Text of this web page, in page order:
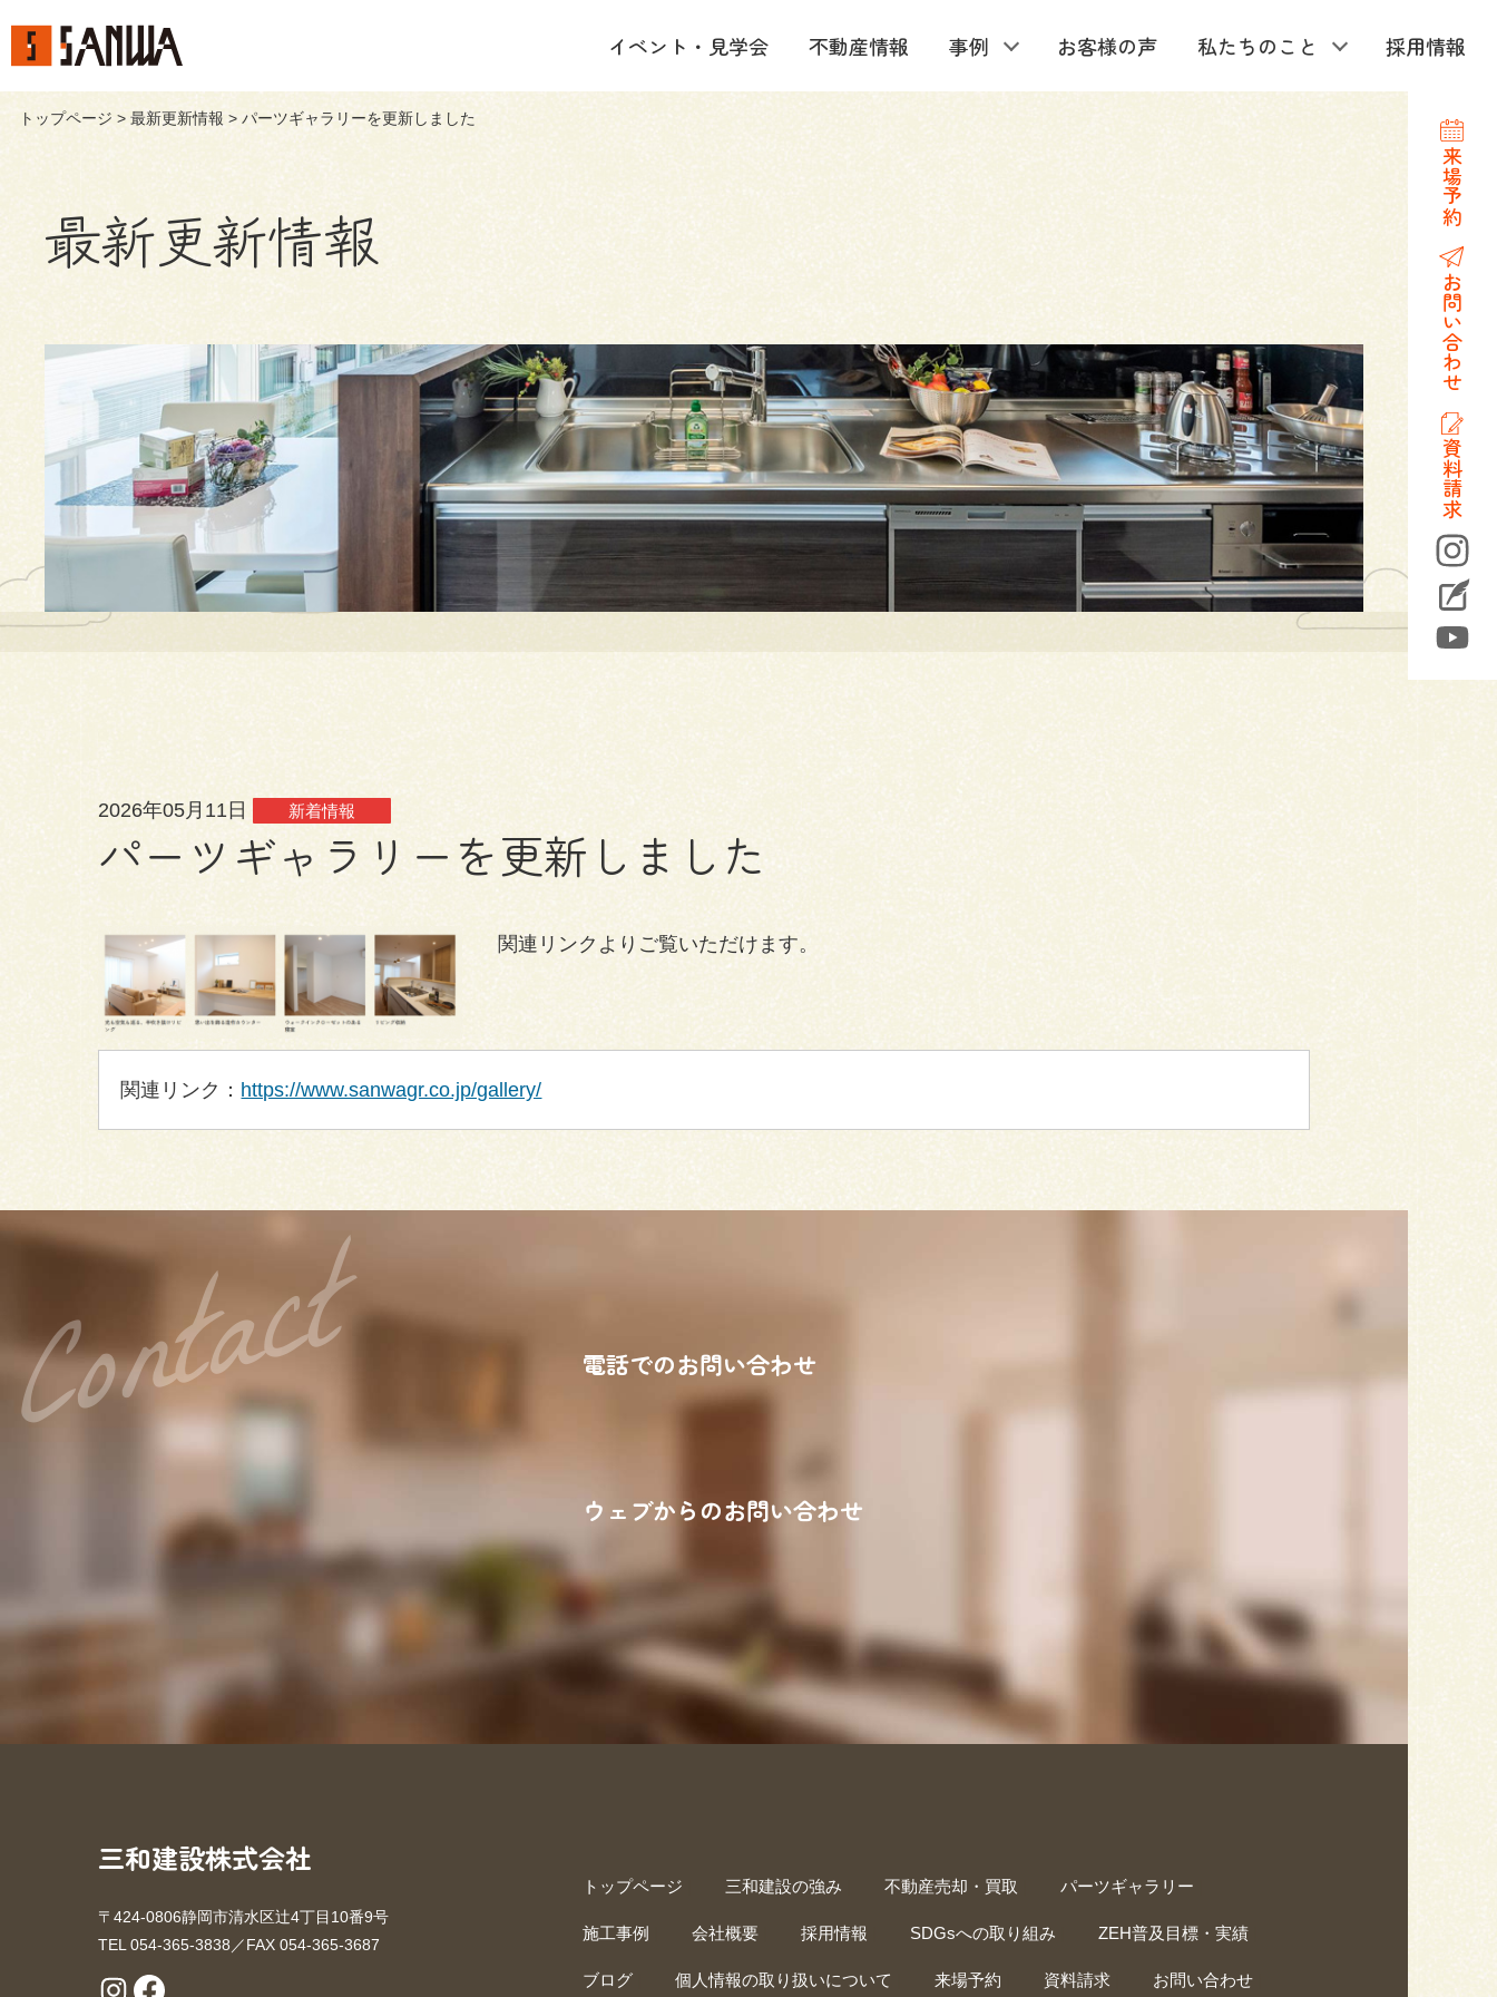
イベント・見学会 不動産情報 事例 お客様の声 私たちのこと 採用情報
来場予約
お問い合わせ
資料請求
トップページ > 最新更新情報 > パーツギャラリーを更新しました
最新更新情報
2026年05月11日 新着情報
パーツギャラリーを更新しました
関連リンクよりご覧いただけます。
関連リンク： https://www.sanwagr.co.jp/gallery/
電話でのお問い合わせ
ウェブからのお問い合わせ
来場予約
資料請求
三和建設株式会社
〒424-0806静岡市清水区辻4丁目10番9号
TEL 054-365-3838／FAX 054-365-3687
トップページ 三和建設の強み 不動産売却・買取 パーツギャラリー
施工事例 会社概要 採用情報 SDGsへの取り組み ZEH普及目標・実績
ブログ 個人情報の取り扱いについて 来場予約 資料請求 お問い合わせ